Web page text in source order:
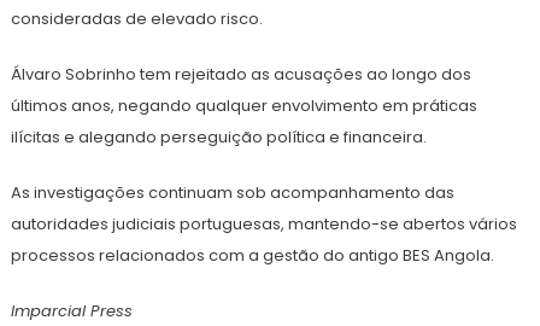
consideradas de elevado risco.
Álvaro Sobrinho tem rejeitado as acusações ao longo dos
últimos anos, negando qualquer envolvimento em práticas
ilícitas e alegando perseguição política e financeira.
As investigações continuam sob acompanhamento das
autoridades judiciais portuguesas, mantendo-se abertos vários
processos relacionados com a gestão do antigo BES Angola.
Imparcial Press